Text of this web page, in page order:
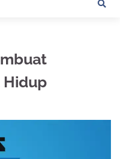
Hidup